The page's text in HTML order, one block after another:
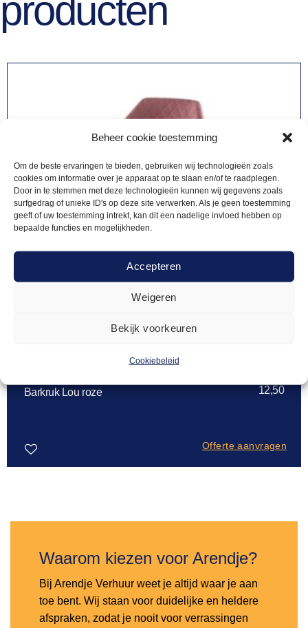
Beheer cookie toestemming
Om de beste ervaringen te bieden, gebruiken wij technologieën zoals
cookies om informatie over je apparaat op te slaan en/of te raadplegen.
Door in te stemmen met deze technologieën kunnen wij gegevens zoals
surfgedrag of unieke ID's op deze site verwerken. Als je geen toestemming
geeft of uw toestemming intrekt, kan dit een nadelige invloed hebben op
bepaalde functies en mogelijkheden.
Accepteren
Weigeren
Bekijk voorkeuren
Cookiebeleid
producten
Barkruk Lou roze 12,50
Offerte aanvragen
Waarom kiezen voor Arendje?
Bij Arendje Verhuur weet je altijd waar je aan
toe bent. Wij staan voor duidelijke en heldere
afspraken, zodat je nooit voor verrassingen